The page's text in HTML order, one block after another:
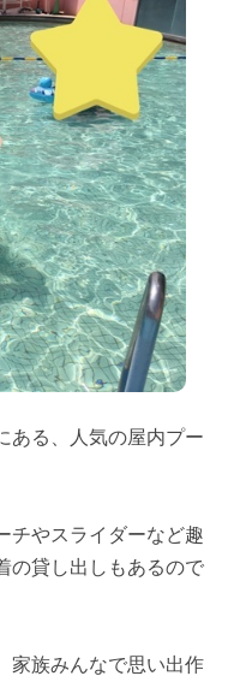
ある、人気の屋内プー
チやスライダーなど趣
の貸し出しもあるので
家族みんなで思い出作